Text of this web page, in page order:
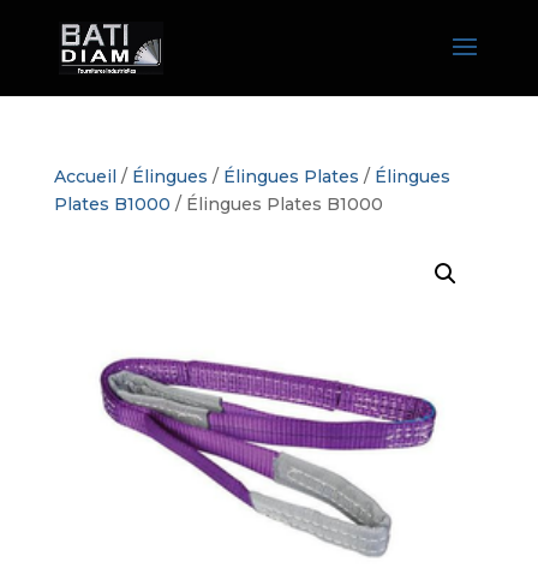
Accueil / Élingues / Élingues Plates / Élingues
Plates B1000 / Élingues Plates B1000